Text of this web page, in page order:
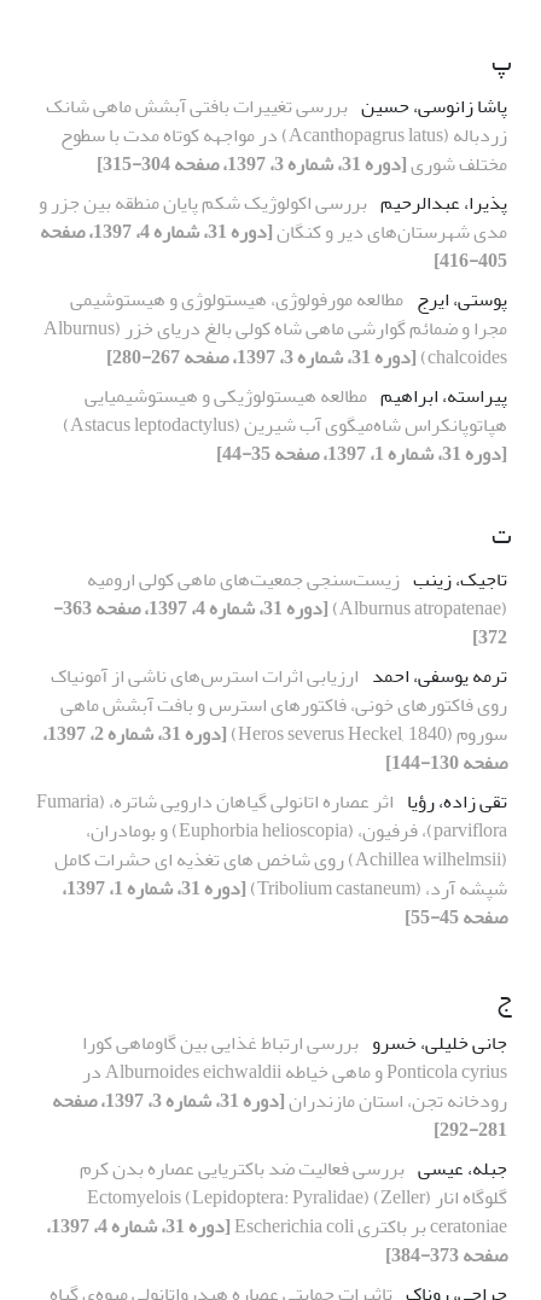
پ
پاشا زانوسی، حسین بررسی تغییرات بافتی آبشش ماهی شانک
زردباله (Acanthopagrus latus) در مواجهه کوتاه مدت با سطوح
مختلف شوری[دوره 31، شماره 3، 1397، صفحه 304-315]
پذیرا، عبدالرحیم بررسی اکولوژیک شکم پایان منطقه بین جزر و
مدی شهرستان‌های دیر و کنگان
[دوره 31، شماره 4، 1397، صفحه
405-416]
پوستی، ایرج مطالعه مورفولوژی، هیستولوژی و هیستوشیمی
مجرا و ضمائم گوارشی ماهی شاه کولی بالغ دریای خزر (Alburnus
chalcoides) [دوره 31، شماره 3، 1397، صفحه 267-280]
پیراسته، ابراهیم مطالعه هیستولوژیکی و هیستوشیمیایی
هپاتوپانکراس شاه‌میگوی آب شیرین (Astacus leptodactylus)
[دوره 31، شماره 1، 1397، صفحه 35-44]
ت
تاجیک، زینب زیست‌سنجی جمعیت‌های ماهی کولی ارومیه
(Alburnus atropatenae)
[دوره 31، شماره 4، 1397، صفحه 363-
372]
ترمه یوسفی، احمد ارزیابی اثرات استرس‌های ناشی از آمونیاک
روی فاکتورهای خونی، فاکتورهای استرس و بافت آبشش ماهی
سوروم (Heros severus Heckel, 1840)
[دوره 31، شماره 2، 1397،
صفحه 130-144]
تقی زاده، رؤیا
اثر عصاره اتانولی گیاهان دارویی شاتره، (Fumaria
parviflora)، فرفیون، (Euphorbia helioscopia) و بومادران،
(Achillea wilhelmsii) روی شاخص های تغذیه ای حشرات کامل
شپشه آرد، (Tribolium castaneum)
[دوره 31، شماره 1، 1397،
صفحه 45-55]
ج
جانی خلیلی، خسرو بررسی ارتباط غذایی بین گاوماهی کورا
Ponticola cyrius و ماهی خیاطه Alburnoides eichwaldii در
رودخانه تجن، استان مازندران
[دوره 31، شماره 3، 1397، صفحه
281-292]
جبله، عیسی بررسی فعالیت ضد باکتریایی عصاره بدن کرم
گلوگاه انار (Zeller) (Lepidoptera: Pyralidae) Ectomyelois
ceratoniae بر باکتری Escherichia coli
[دوره 31، شماره 4، 1397،
صفحه 373-384]